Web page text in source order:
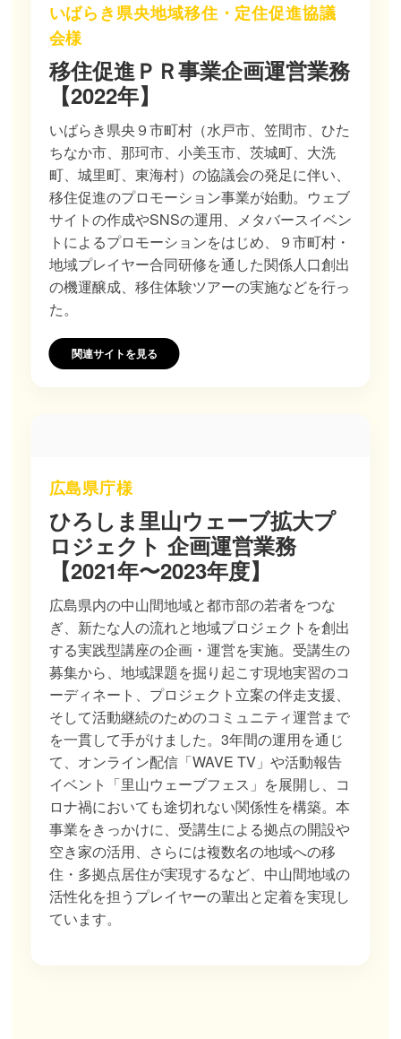
いばらき県央地域移住・定住促進協議
会様
移住促進ＰＲ事業企画運営業務
【2022年】
いばらき県央９市町村（水戸市、笠間市、ひた
ちなか市、那珂市、小美玉市、茨城町、大洗
町、城里町、東海村）の協議会の発足に伴い、
移住促進のプロモーション事業が始動。ウェブ
サイトの作成やSNSの運用、メタバースイベン
トによるプロモーションをはじめ、９市町村・
地域プレイヤー合同研修を通した関係人口創出
の機運醸成、移住体験ツアーの実施などを行っ
た。
関連サイトを見る
広島県庁様
ひろしま里山ウェーブ拡大プ
ロジェクト 企画運営業務
【2021年〜2023年度】
広島県内の中山間地域と都市部の若者をつな
ぎ、新たな人の流れと地域プロジェクトを創出
する実践型講座の企画・運営を実施。受講生の
募集から、地域課題を掘り起こす現地実習のコ
ーディネート、プロジェクト立案の伴走支援、
そして活動継続のためのコミュニティ運営まで
を一貫して手がけました。3年間の運用を通じ
て、オンライン配信「WAVE TV」や活動報告
イベント「里山ウェーブフェス」を展開し、コ
ロナ禍においても途切れない関係性を構築。本
事業をきっかけに、受講生による拠点の開設や
空き家の活用、さらには複数名の地域への移
住・多拠点居住が実現するなど、中山間地域の
活性化を担うプレイヤーの輩出と定着を実現し
ています。